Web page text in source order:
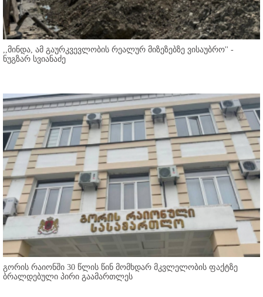
,,მინდა, ამ გაურკვევლობის რეალურ მიზეზებზე ვისაუბრო'' -
ნუგზარ სვიანაძე
გორის რაიონში 30 წლის წინ მომხდარ მკვლელობის ფაქტზე
ბრალდებული პირი გაამართლეს